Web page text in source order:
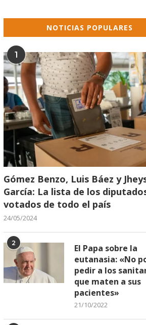
NOTICIAS POPULARES
1
Gómez Benzo, Luis Báez y
García: La lista de los
votados de todo el país
24/05/2024
2
El Papa sobre la
eutanasia: «No
pedir a los
que maten a sus
pacientes»
21/10/2022